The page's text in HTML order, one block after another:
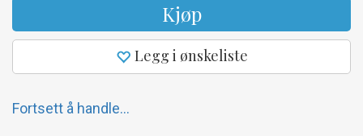
Kjøp
Legg i ønskeliste
Fortsett å handle...